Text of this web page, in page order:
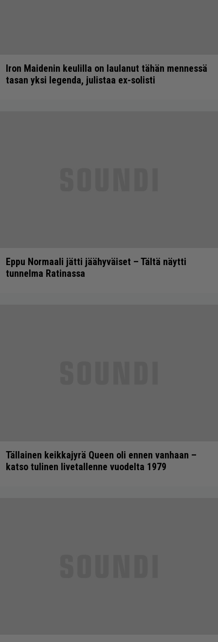
Iron Maidenin keulilla on laulanut tähän mennessä
tasan yksi legenda, julistaa ex-solisti
Eppu Normaali jätti jäähyväiset – Tältä näytti
tunnelma Ratinassa
Tällainen keikkajyrä Queen oli ennen vanhaan –
katso tulinen livetallenne vuodelta 1979